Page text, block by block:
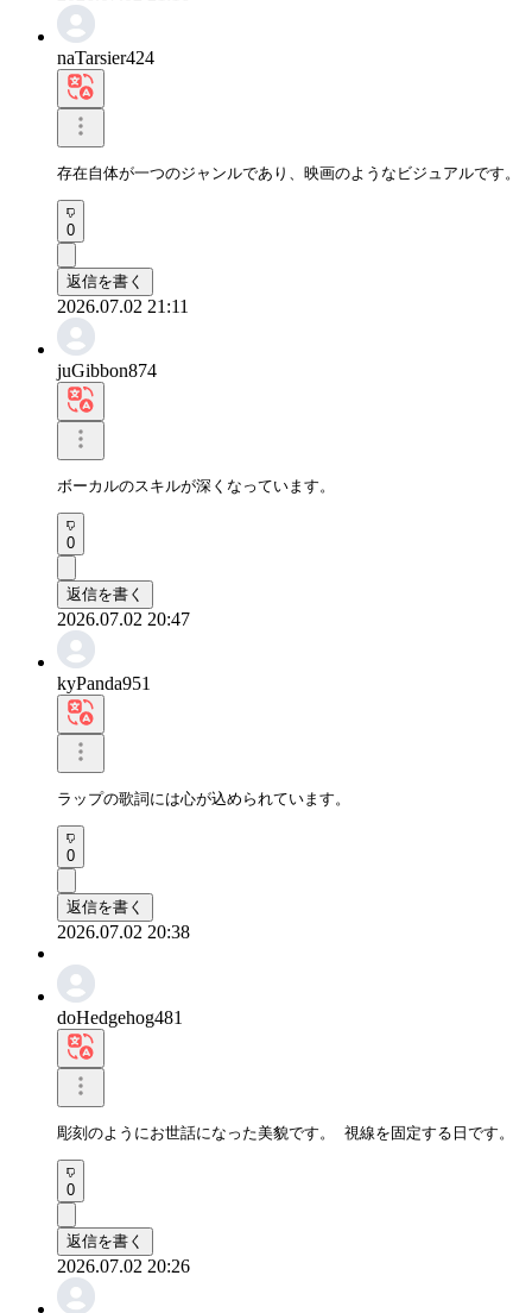
naTarsier424
存在自体が一つのジャンルであり、映画のようなビジュアルです。
0
返信を書く
2026.07.02 21:11
juGibbon874
ボーカルのスキルが深くなっています。
0
返信を書く
2026.07.02 20:47
kyPanda951
ラップの歌詞には心が込められています。
0
返信を書く
2026.07.02 20:38
doHedgehog481
彫刻のようにお世話になった美貌です。 視線を固定する日です。
0
返信を書く
2026.07.02 20:26